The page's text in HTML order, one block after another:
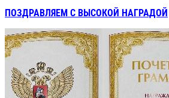
ПОЗДРАВЛЯЕМ С ВЫСОКОЙ НАГРАДОЙ